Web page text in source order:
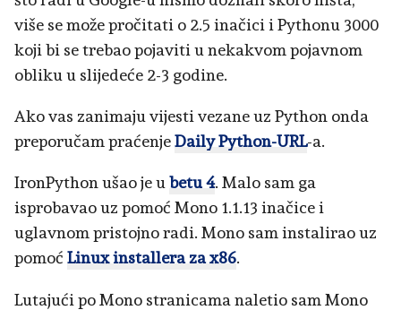
više se može pročitati o 2.5 inačici i Pythonu 3000
koji bi se trebao pojaviti u nekakvom pojavnom
obliku u slijedeće 2-3 godine.
Ako vas zanimaju vijesti vezane uz Python onda
preporučam praćenjeDaily Python-URL-a.
IronPython ušao je ubetu 4. Malo sam ga
isprobavao uz pomoć Mono 1.1.13 inačice i
uglavnom pristojno radi. Mono sam instalirao uz
pomoć Linux installera za x86.
Lutajući po Mono stranicama naletio sam Mono